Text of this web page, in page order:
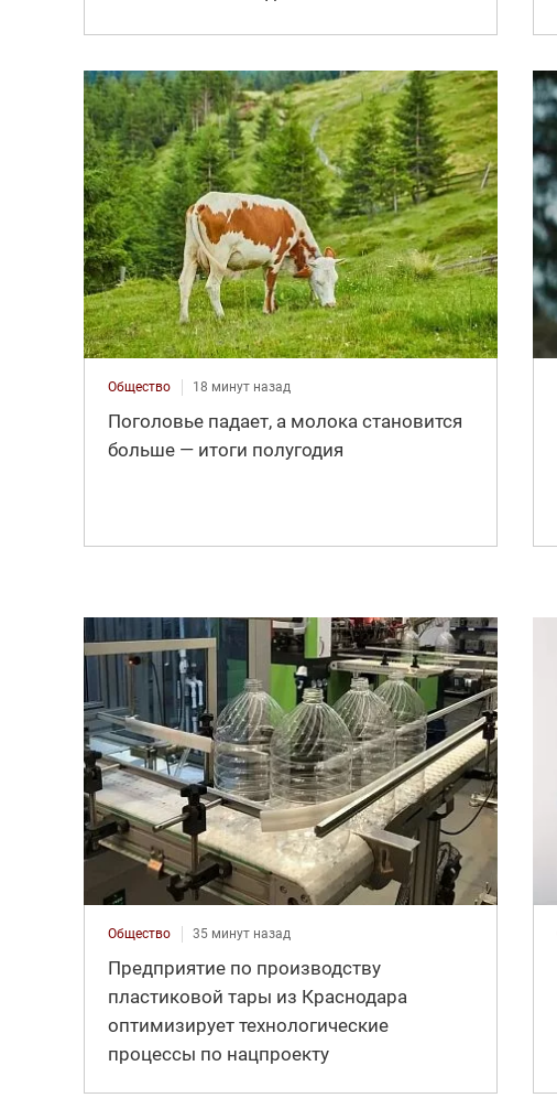
Общество 18 минут назад
Поголовье падает, а молока становится
больше — итоги полугодия
Общество 35 минут назад
Предприятие по производству
пластиковой тары из Краснодара
оптимизирует технологические
процессы по нацпроекту